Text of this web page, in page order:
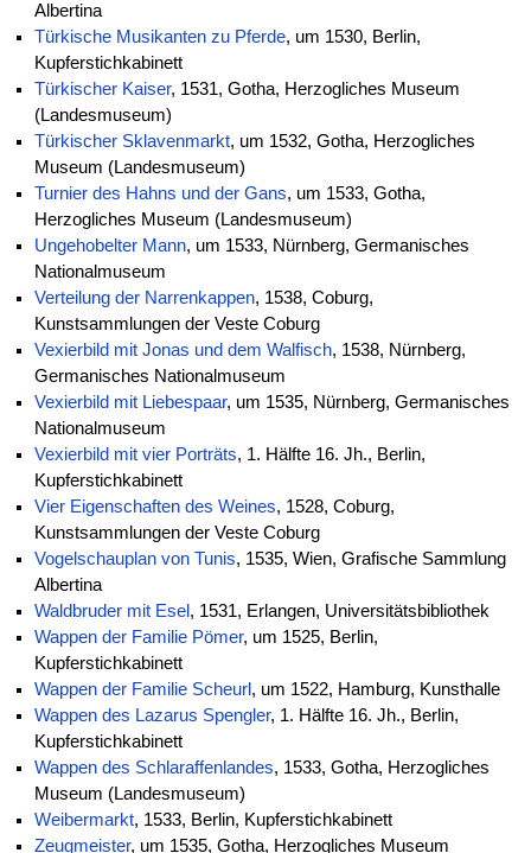
Albertina
Türkische Musikanten zu Pferde, um 1530, Berlin,
Kupferstichkabinett
Türkischer Kaiser, 1531, Gotha, Herzogliches Museum
(Landesmuseum)
Türkischer Sklavenmarkt, um 1532, Gotha, Herzogliches
Museum (Landesmuseum)
Turnier des Hahns und der Gans, um 1533, Gotha,
Herzogliches Museum (Landesmuseum)
Ungehobelter Mann, um 1533, Nürnberg, Germanisches
Nationalmuseum
Verteilung der Narrenkappen, 1538, Coburg,
Kunstsammlungen der Veste Coburg
Vexierbild mit Jonas und dem Walfisch, 1538, Nürnberg,
Germanisches Nationalmuseum
Vexierbild mit Liebespaar, um 1535, Nürnberg, Germanisches
Nationalmuseum
Vexierbild mit vier Porträts, 1. Hälfte 16. Jh., Berlin,
Kupferstichkabinett
Vier Eigenschaften des Weines, 1528, Coburg,
Kunstsammlungen der Veste Coburg
Vogelschauplan von Tunis, 1535, Wien, Grafische Sammlung
Albertina
Waldbruder mit Esel , 1531, Erlangen, Universitätsbibliothek
Wappen der Familie Pömer, um 1525, Berlin,
Kupferstichkabinett
Wappen der Familie Scheurl , um 1522, Hamburg, Kunsthalle
Wappen des Lazarus Spengler, 1. Hälfte 16. Jh., Berlin,
Kupferstichkabinett
Wappen des Schlaraffenlandes, 1533, Gotha, Herzogliches
Museum (Landesmuseum)
Weibermarkt, 1533, Berlin, Kupferstichkabinett
Zeugmeister, um 1535, Gotha, Herzogliches Museum